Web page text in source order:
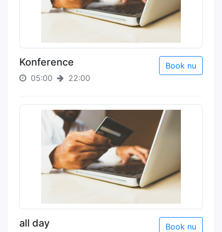
Konference
05:00 22:00
Book nu
all day Book nu